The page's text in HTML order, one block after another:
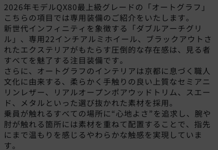
2026年モデルQX80最上級グレードの「オートグラフ」
こちらの項目では専用装備のご紹介をいたします。
新世代インフィニティを象徴する「ダブルアーチグリ
ル」、専用22インチアルミホイール、ブラックアウトさ
れたエクステリアがもたらす圧倒的な存在感は、見る者
すべてを魅了する注目装備です。
さらに、オートグラフのインテリアは京都に息づく職人
文化に由来する、柔らかく手触りの良い上質なセミアニ
リンレザー、リアルオープンポアウッドトリム、スエー
ド、メタルといった選び抜かれた素材を採用。
乗員が触れるすべての場所に“心地よさ”を追求し、腕や
肘が触れる箇所には素材を重ねて配置することで、指先
にまで温もりを感じるやわらかな触感を実現していま
す。